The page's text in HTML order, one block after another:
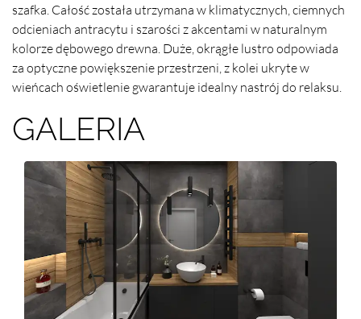
szafka. Całość została utrzymana w klimatycznych, ciemnych
odcieniach antracytu i szarości z akcentami w naturalnym
kolorze dębowego drewna. Duże, okrągłe lustro odpowiada
za optyczne powiększenie przestrzeni, z kolei ukryte w
wieńcach oświetlenie gwarantuje idealny nastrój do relaksu.
GALERIA